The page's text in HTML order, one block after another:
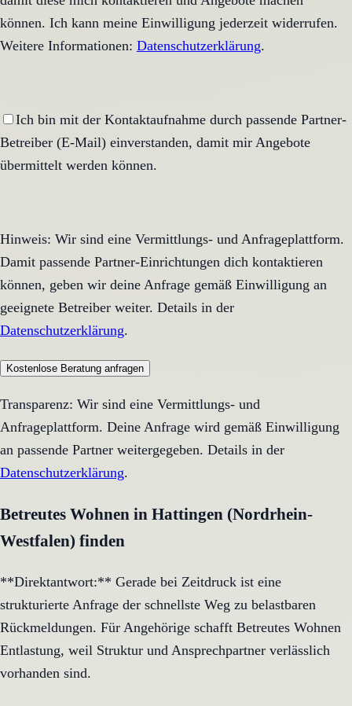
können. Ich kann meine Einwilligung jederzeit widerrufen.
Weitere Informationen: Datenschutzerklärung.
Ich bin mit der Kontaktaufnahme durch passende Partner-
Betreiber (E-Mail) einverstanden, damit mir Angebote
übermittelt werden können.
Hinweis: Wir sind eine Vermittlungs- und Anfrageplattform.
Damit passende Partner-Einrichtungen dich kontaktieren
können, geben wir deine Anfrage gemäß Einwilligung an
geeignete Betreiber weiter. Details in der
Datenschutzerklärung.
Kostenlose Beratung anfragen
Transparenz: Wir sind eine Vermittlungs- und
Anfrageplattform. Deine Anfrage wird gemäß Einwilligung
an passende Partner weitergegeben. Details in der
Datenschutzerklärung.
Betreutes Wohnen in Hattingen (Nordrhein-
Westfalen) finden
**Direktantwort:** Gerade bei Zeitdruck ist eine
strukturierte Anfrage der schnellste Weg zu belastbaren
Rückmeldungen. Für Angehörige schafft Betreutes Wohnen
Entlastung, weil Struktur und Ansprechpartner verlässlich
vorhanden sind.